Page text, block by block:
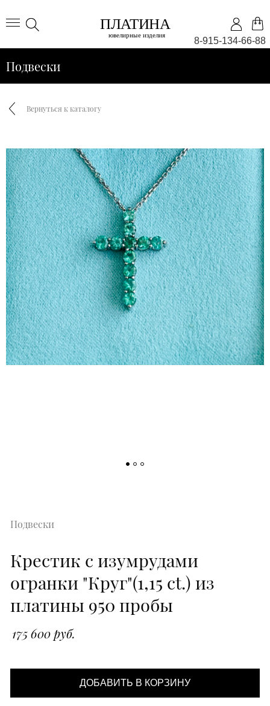
8-915-134-66-88
Подвески
Вернуться к каталогу
Подвески
Крестик с изумрудами
огранки "Круг"(1,15 ct.) из
платины 950 пробы
175 600 руб.
ДОБАВИТЬ В КОРЗИНУ